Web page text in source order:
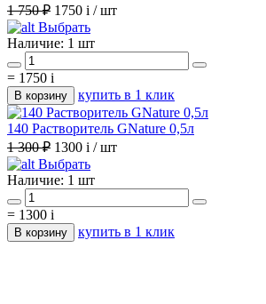
1 750 ₽ 1750 i / шт
Выбрать
Наличие: 1 шт
= 1750 i
В корзину купить в 1 клик
140 Растворитель GNature 0,5л
1 300 ₽ 1300 i / шт
Выбрать
Наличие: 1 шт
= 1300 i
В корзину купить в 1 клик